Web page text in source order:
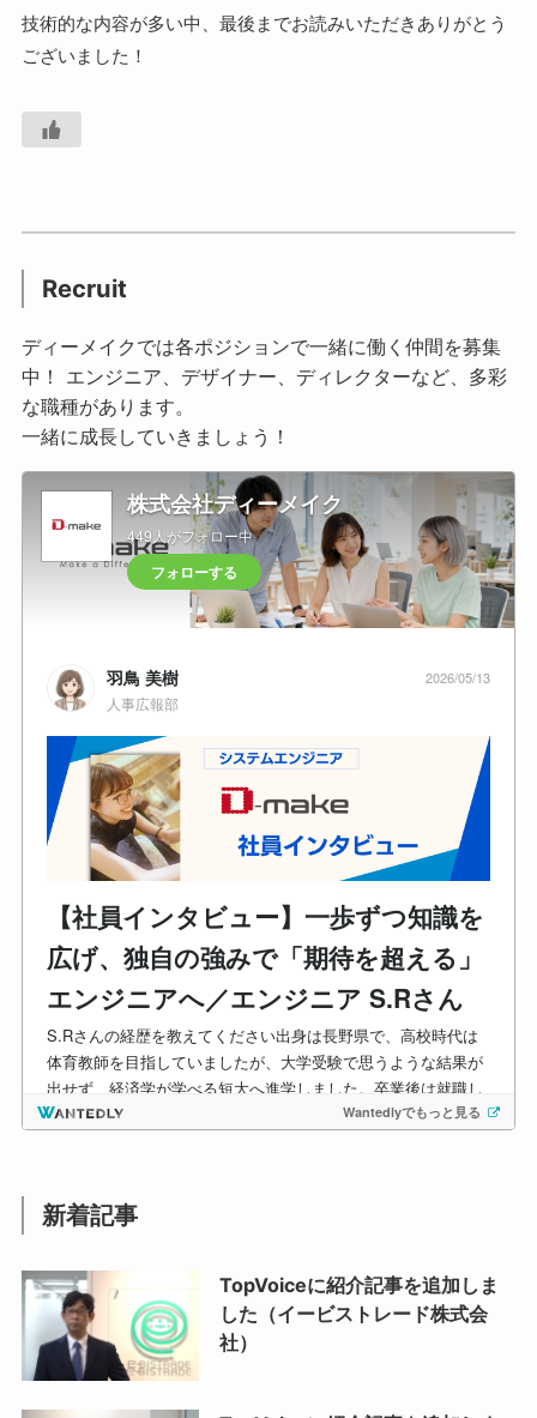
技術的な内容が多い中、最後までお読みいただきありがとう
ございました！
Recruit
ディーメイクでは各ポジションで一緒に働く仲間を募集
中！ エンジニア、デザイナー、ディレクターなど、多彩
な職種があります。
一緒に成長していきましょう！
新着記事
TopVoiceに紹介記事を追加しま
した（イービストレード株式会
社）